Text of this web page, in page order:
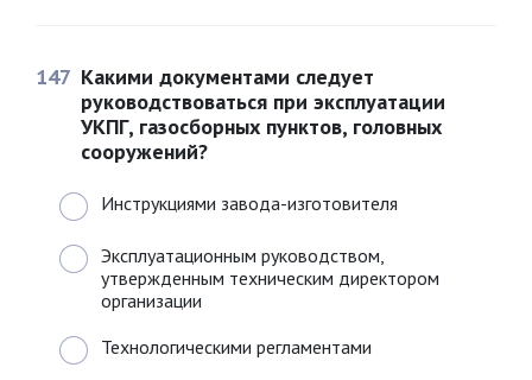
147 Какими документами следует
руководствоваться при эксплуатации
УКПГ, газосборных пунктов, головных
сооружений?
Инструкциями завода-изготовителя
Эксплуатационным руководством,
утвержденным техническим директором
организации
Технологическими регламентами